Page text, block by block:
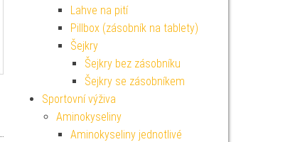
Lahve na pití
Pillbox (zásobník na tablety)
Šejkry
Šejkry bez zásobníku
Šejkry se zásobníkem
Sportovní výživa
Aminokyseliny
Aminokyseliny jednotlivé